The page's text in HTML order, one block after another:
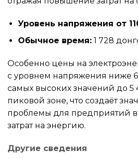
Уровень напряжения от
Обычное время:1 728
Особенно цены на
с уровнем напряжения ниже
самых высоких значений до 5
пиковой зоне, что создаёт
проблемы для предприятий
затрат на энергию.
Другие сведения